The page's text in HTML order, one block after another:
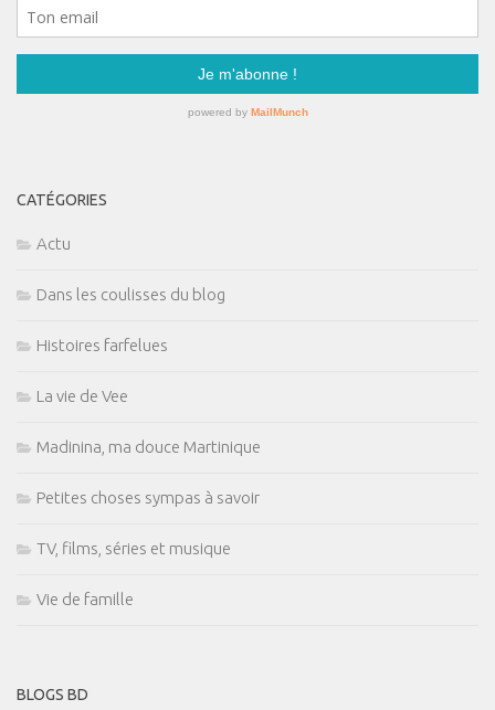
CATÉGORIES
Actu
Dans les coulisses du blog
Histoires farfelues
La vie de Vee
Madinina, ma douce Martinique
Petites choses sympas à savoir
TV, films, séries et musique
Vie de famille
BLOGS BD